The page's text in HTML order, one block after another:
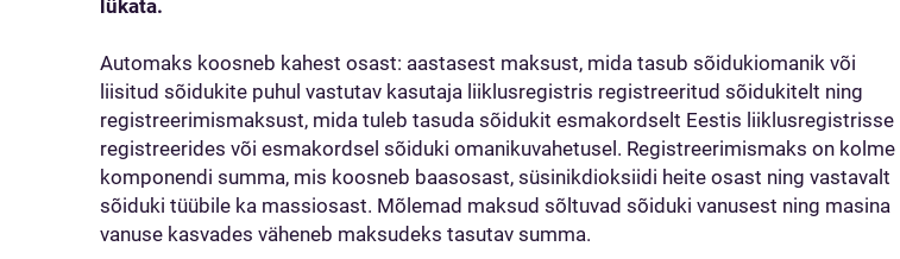
lükata.
Automaks koosneb kahest osast: aastasest maksust, mida tasub sõidukiomanik või
liisitud sõidukite puhul vastutav kasutaja liiklusregistris registreeritud sõidukitelt ning
registreerimismaksust, mida tuleb tasuda sõidukit esmakordselt Eestis liiklusregistrisse
registreerides või esmakordsel sõiduki omanikuvahetusel. Registreerimismaks on kolme
komponendi summa, mis koosneb baasosast, süsinikdioksiidi heite osast ning vastavalt
sõiduki tüübile ka massiosast. Mõlemad maksud sõltuvad sõiduki vanusest ning masina
vanuse kasvades väheneb maksudeks tasutav summa.